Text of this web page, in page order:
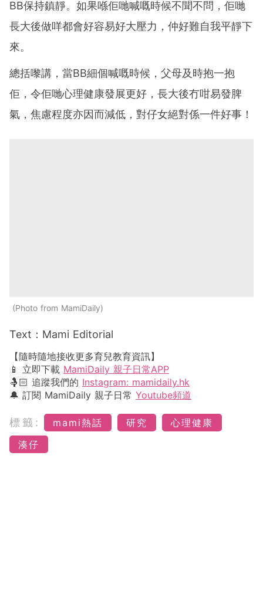
BB保持鎮靜。如果喺佢哋喊嘅時候不聞不問，佢哋
長大後做咩都會好容易好大壓力，仲好難自我平靜下
來。
總括嚟講，當BB細個喊嘅時候，父母及時抱一抱
佢，令佢哋心理健康發展更好，長大後冇咁易發脾
氣，焦慮程度亦因而減低，對仔女絕對係一件好事！
Photo from MamiDaily
Text：Mami Editorial
【隨時隨地接收更多育兒教育資訊】
📱 立即下載 MamiDaily 親子日常APP
🤱🏻 追蹤我們的 Instagram: mamidaily.hk
🔔 訂閱 MamiDaily 親子日常 Youtube頻道
標籤: mami熱話 研究
心理健康
湊仔